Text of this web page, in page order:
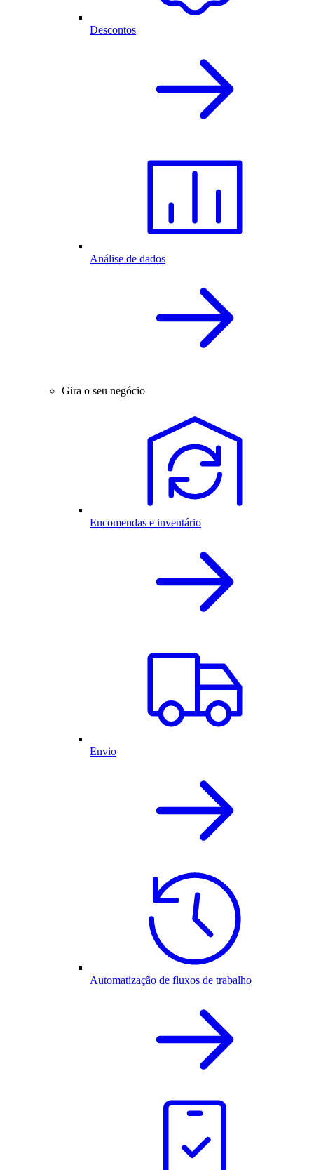
Descontos
Análise de dados
Gira o seu negócio
Encomendas e inventário
Envio
Automatização de fluxos de trabalho